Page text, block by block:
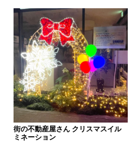
街の不動産屋さん クリスマスイル
ミネーション